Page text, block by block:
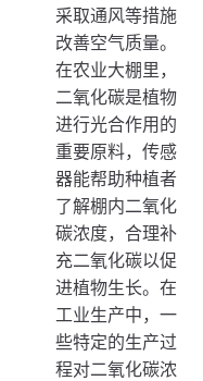
采取通风等措施
改善空气质量。
在农业大棚里，
二氧化碳是植物
进行光合作用的
重要原料，传感
器能帮助种植者
了解棚内二氧化
碳浓度，合理补
充二氧化碳以促
进植物生长。在
工业生产中，一
些特定的生产过
程对二氧化碳浓